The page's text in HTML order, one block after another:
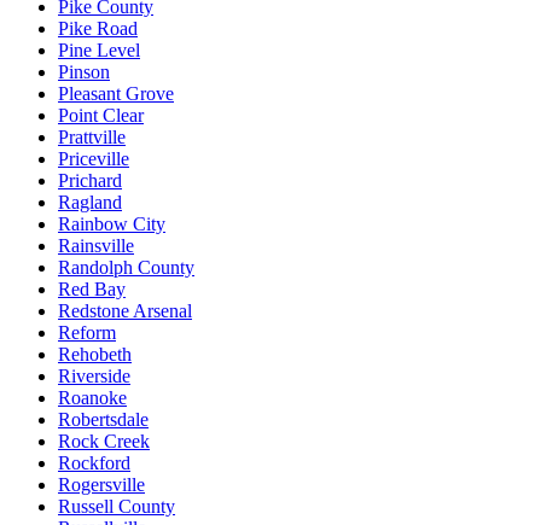
Pike County
Pike Road
Pine Level
Pinson
Pleasant Grove
Point Clear
Prattville
Priceville
Prichard
Ragland
Rainbow City
Rainsville
Randolph County
Red Bay
Redstone Arsenal
Reform
Rehobeth
Riverside
Roanoke
Robertsdale
Rock Creek
Rockford
Rogersville
Russell County